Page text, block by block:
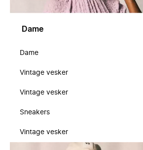
Dame
Dame
Vintage vesker
Vintage vesker
Sneakers
Vintage vesker